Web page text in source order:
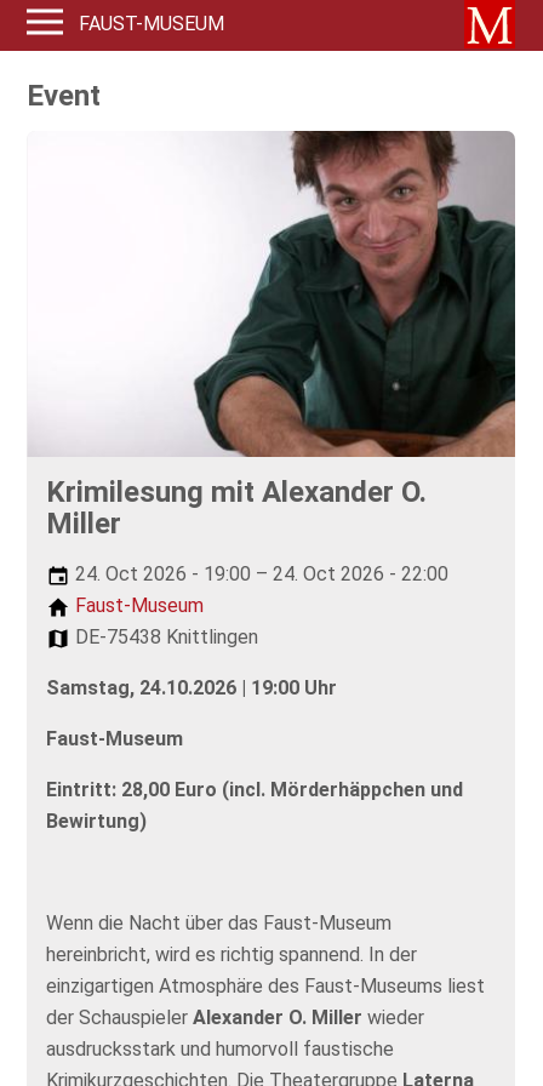
FAUST-MUSEUM
Event
Krimilesung mit Alexander O.
Miller
24. Oct 2026 - 19:00 – 24. Oct 2026 - 22:00
Faust-Museum
DE-75438 Knittlingen
Samstag, 24.10.2026 | 19:00 Uhr
Faust-Museum
Eintritt: 28,00 Euro (incl. Mörderhäppchen und
Bewirtung)
Wenn die Nacht über das Faust-Museum
hereinbricht, wird es richtig spannend. In der
einzigartigen Atmosphäre des Faust-Museums liest
der SchauspielerAlexander O. Miller wieder
ausdrucksstark und humorvoll faustische
Krimikurzgeschichten. Die Theatergruppe Laterna